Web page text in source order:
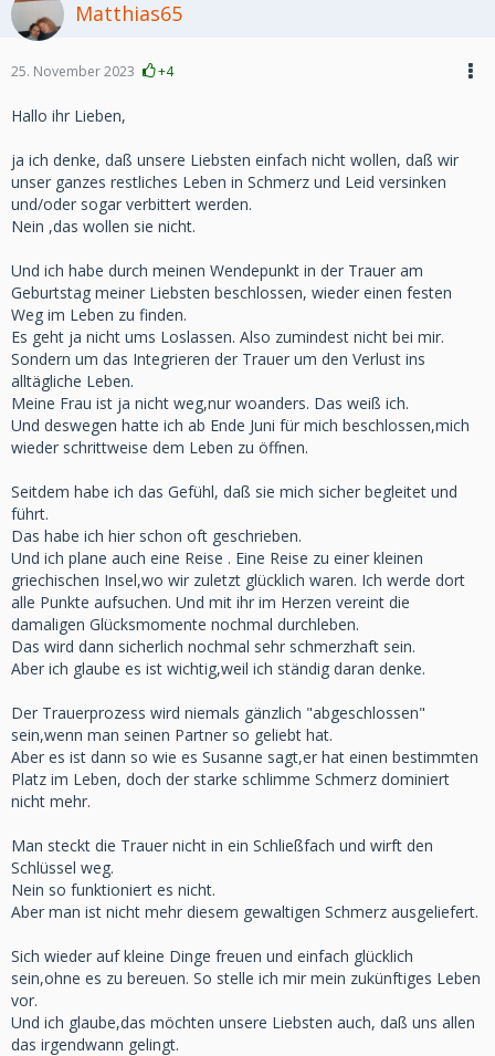
Vlg. LinchenMatthias65
25. November 2023 +4
Hallo ihr Lieben,
ja ich denke, daß unsere Liebsten einfach nicht wollen, daß wir
unser ganzes restliches Leben in Schmerz und Leid versinken
und/oder sogar verbittert werden.
Nein ,das wollen sie nicht.
Und ich habe durch meinen Wendepunkt in der Trauer am
Geburtstag meiner Liebsten beschlossen, wieder einen festen
Weg im Leben zu finden.
Es geht ja nicht ums Loslassen. Also zumindest nicht bei mir.
Sondern um das Integrieren der Trauer um den Verlust ins
alltägliche Leben.
Meine Frau ist ja nicht weg,nur woanders. Das weiß ich.
Und deswegen hatte ich ab Ende Juni für mich beschlossen,mich
wieder schrittweise dem Leben zu öffnen.
Seitdem habe ich das Gefühl, daß sie mich sicher begleitet und
führt.
Das habe ich hier schon oft geschrieben.
Und ich plane auch eine Reise . Eine Reise zu einer kleinen
griechischen Insel,wo wir zuletzt glücklich waren. Ich werde dort
alle Punkte aufsuchen. Und mit ihr im Herzen vereint die
damaligen Glücksmomente nochmal durchleben.
Das wird dann sicherlich nochmal sehr schmerzhaft sein.
Aber ich glaube es ist wichtig,weil ich ständig daran denke.
Der Trauerprozess wird niemals gänzlich "abgeschlossen"
sein,wenn man seinen Partner so geliebt hat.
Aber es ist dann so wie es Susanne sagt,er hat einen bestimmten
Platz im Leben, doch der starke schlimme Schmerz dominiert
nicht mehr.
Man steckt die Trauer nicht in ein Schließfach und wirft den
Schlüssel weg.
Nein so funktioniert es nicht.
Aber man ist nicht mehr diesem gewaltigen Schmerz ausgeliefert.
Sich wieder auf kleine Dinge freuen und einfach glücklich
sein,ohne es zu bereuen. So stelle ich mir mein zukünftiges Leben
vor.
Und ich glaube,das möchten unsere Liebsten auch, daß uns allen
das irgendwann gelingt.